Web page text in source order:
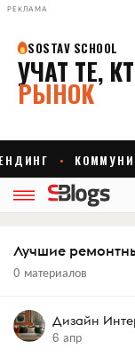
РЕКЛАМА
Лучшие
0 материалов
Дизайн
6 апр